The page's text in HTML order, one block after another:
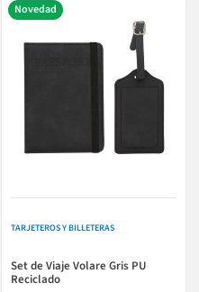
Novedad
TARJETEROS Y BILLETERAS
Set de Viaje Volare Gris PU
Reciclado